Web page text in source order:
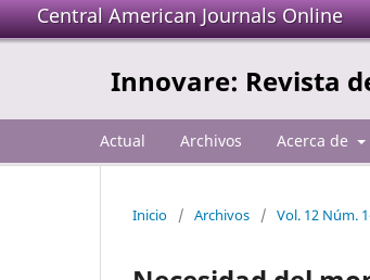
Central American Journals Online
Innovare: Revista
Actual Archivos Acerca de
Inicio / Archivos / Vol. 12 Núm.